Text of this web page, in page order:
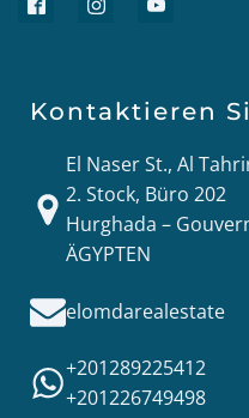
Kontaktieren
El Naser St., Al
2. Stock, Büro 202
Hurghada –
ÄGYPTEN
elomdarealestate
+201289225412
+201226749498